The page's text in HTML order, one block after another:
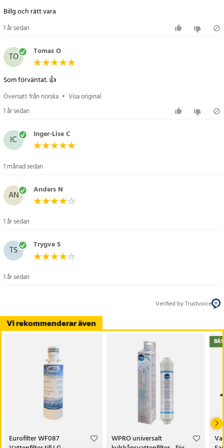
- Produktnummer: 0312502711
Artikelnummer
Vi rekommenderar även
Eurofilter WF087
WPRO universalt
1 år sedan
TO Tomas O
Som förväntat. 👍
Översatt från norska • Visa original
1 år sedan
IC Inger-Lise C
1 månad sedan
AN Anders N
1 år sedan
TS Trygve S
1 år sedan
Verified by Trustvoice